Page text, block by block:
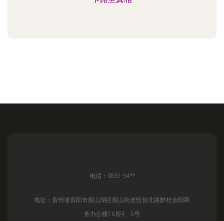
电话：0851-34**
地址：贵州省贵阳市观山湖区观山街道恒信北路黔桂金阳商
务办公楼16层4、5号